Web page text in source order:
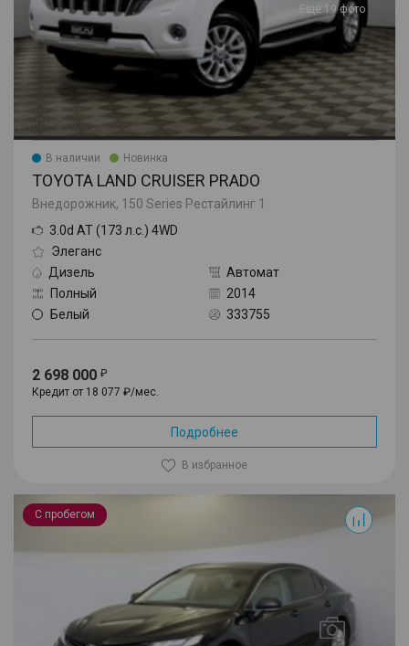
Еще 19 фото
В наличии Новинка
TOYOTA LAND CRUISER PRADO
Внедорожник, 150 Series Рестайлинг 1
3.0d AT (173 л.с.) 4WD
Элеганс
Дизель
Автомат
Полный
2014
Белый
333755
2 698 000
Кредит от 18 077 ₽/мес.
Подробнее
В избранное
С пробегом
Camry